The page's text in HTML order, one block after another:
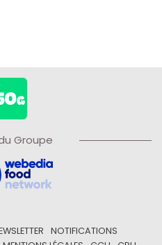
Groupe
NOTIFICATIONS